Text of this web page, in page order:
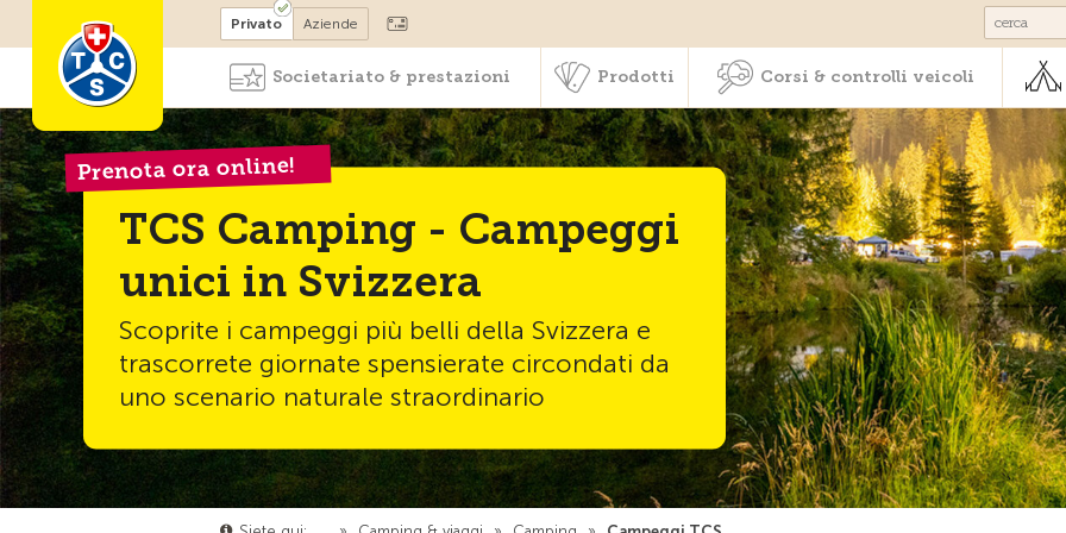
Diventare socio Corsi & controlli
Privato Aziende
Societariato & prestazioni Prodotti Corsi & controlli veicoli
TCS Camping - Campeggi
unici in Svizzera
Scoprite i campeggi più belli della Svizzera e
trascorrete giornate spensierate circondati da
uno scenario naturale straordinario
Prenota ora online!